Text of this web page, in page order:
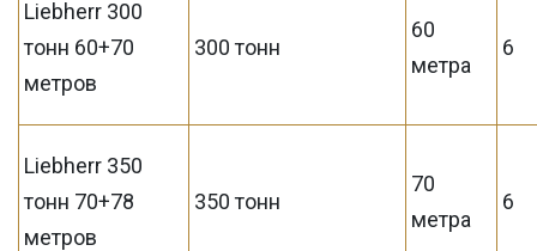
Liebherr 300
тонн 60+70
метров
300 тонн
60
метра
6
Liebherr 350
тонн 70+78
метров
350 тонн
70
метра
6